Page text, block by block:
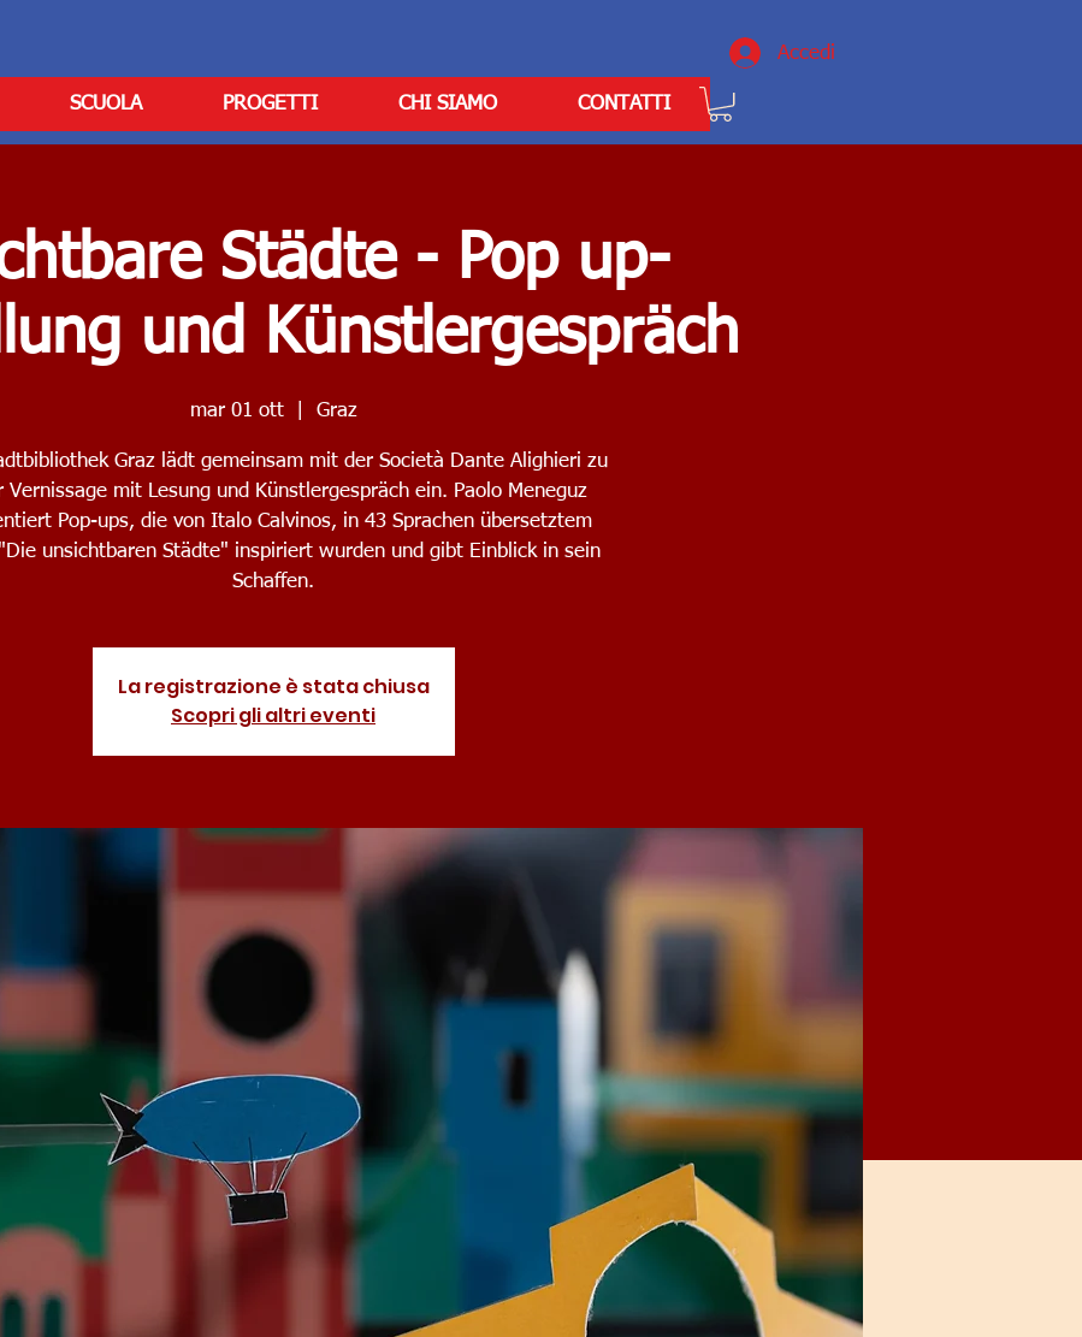
Accedi
SCUOLA PROGETTI CHI SIAMO CONTATTI
Städte - Pop up-
und Künstlergespräch
mar 01 ott
  |
Graz
Graz lädt gemeinsam mit der Società Dante Alighieri zu
Vernissage mit Lesung und Künstlergespräch ein. Paolo Meneguz
Pop-ups, die von Italo Calvinos, in 43 Sprachen übersetztem
unsichtbaren Städte" inspiriert wurden und gibt Einblick in sein
Schaffen.
La registrazione è stata chiusa
Scopri gli altri eventi